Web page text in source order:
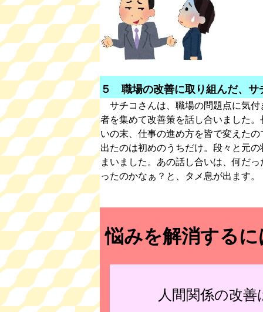
５ 職場の改善に取り組んだ、サ
サチコさんは、職場の問題点に気付
者を集めて改善策を話し合いました。
いの末、仕事の進め方を皆で変えた
出たのは初めのうちだけ。段々と元
まいました。あの話し合いは、何だ
ったのかなぁ？と、タメ息が出ます。
悩みを解消する
人間関係の改